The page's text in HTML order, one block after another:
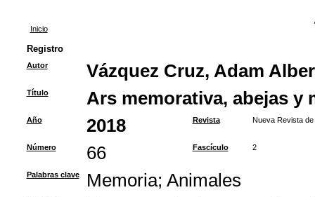
Inicio
Registro
Autor Vázquez Cruz, Adam
Título Ars memorativa, abejas y
Año 2018 Revista Nueva Revista
Número 66 Fascículo 2
Palabras clave Memoria; Animales